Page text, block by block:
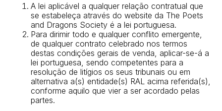
A lei aplicável a qualquer relação contratual que
se estabeleça através do website da The Poets
and Dragons Society é a lei portuguesa.
Para dirimir todo e qualquer conflito emergente,
de qualquer contrato celebrado nos termos
destas condições gerais de venda, aplicar-se-á a
lei portuguesa, sendo competentes para a
resolução de litígios os seus tribunais ou em
alternativa a(s) entidade(s) RAL acima referida(s),
conforme aquilo que vier a ser acordado pelas
partes.